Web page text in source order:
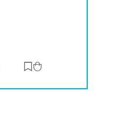
Zur Merkliste